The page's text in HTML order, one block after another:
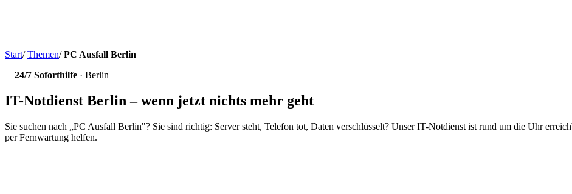
Start/ Themen/ PC Ausfall Berlin
24/7 Soforthilfe · Berlin
IT-Notdienst Berlin – wenn jetzt nichts mehr geht
Sie suchen nach „PC Ausfall Berlin"? Sie sind richtig: Server steht, Telefon tot, Daten verschlüsselt? Unser IT-Notdienst ist rund um die Uhr
per Fernwartung helfen.